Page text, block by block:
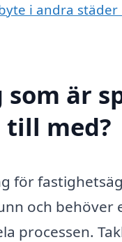
i andra
är
med?
för
och
processen.